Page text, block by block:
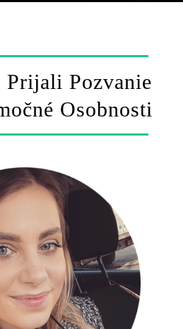
Prijali Pozvanie
Osobnosti